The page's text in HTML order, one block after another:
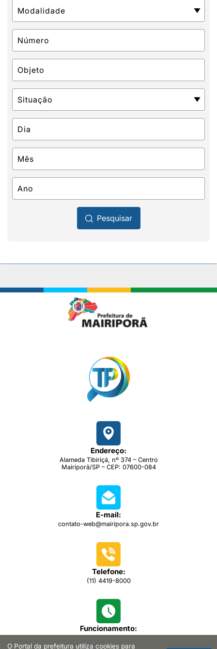
Pesquisar
Endereço:
Alameda Tibiriçá, nº 374 – Centro
Mairiporã/SP – CEP: 07600-084
E-mail:
contato-web@mairipora.sp.gov.br
Telefone:
(11) 4419-8000
Funcionamento:
O Portal da prefeitura utiliza cookies para